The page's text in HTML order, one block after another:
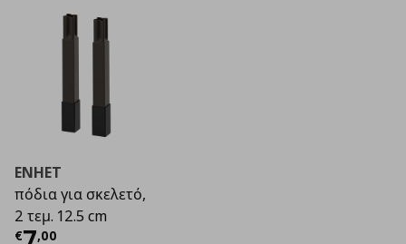
ENHET
πόδια για σκελετό,
2 τεμ. 12.5 cm
€ ,00